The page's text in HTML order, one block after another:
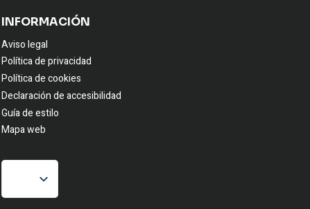
INFORMACIÓN
Aviso legal
Política de privacidad
Política de cookies
Declaración de accesibilidad
Guía de estilo
Mapa web